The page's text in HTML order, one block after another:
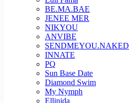
BE.MA.BAE
JENEE MER
NIKYOU
ANVIBE
SENDMEYOU.NAKED
INNATE
PQ
Sun Base Date
Diamond Swim
My Nymph
Ellinida